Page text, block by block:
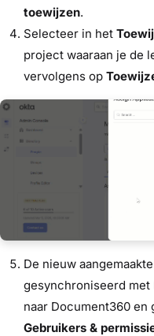
toewijzen.
Selecteer in het
project waaraan je de
vervolgens op
De nieuw
gesynchroniseerd met
naar Document360 en
Gebruikers &